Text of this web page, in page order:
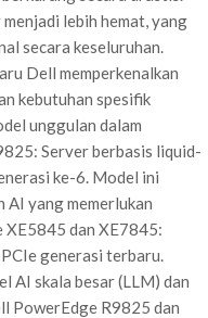
lebih hemat, yang
secara keseluruhan.
Dell memperkenalkan
kebutuhan spesifik
unggulan dalam
Server berbasis liquid-
ke-6. Model ini
AI yang memerlukan
XE5845 dan XE7845:
generasi terbaru.
AI skala besar (LLM) dan
PowerEdge R9825 dan